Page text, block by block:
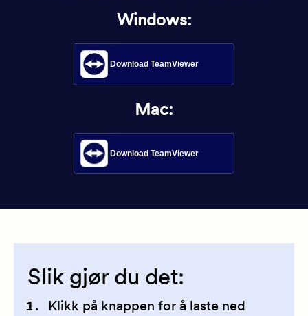
Windows:
Download TeamViewer
Mac:
Download TeamViewer
Slik gjør du det:
Klikk på knappen for å laste ned